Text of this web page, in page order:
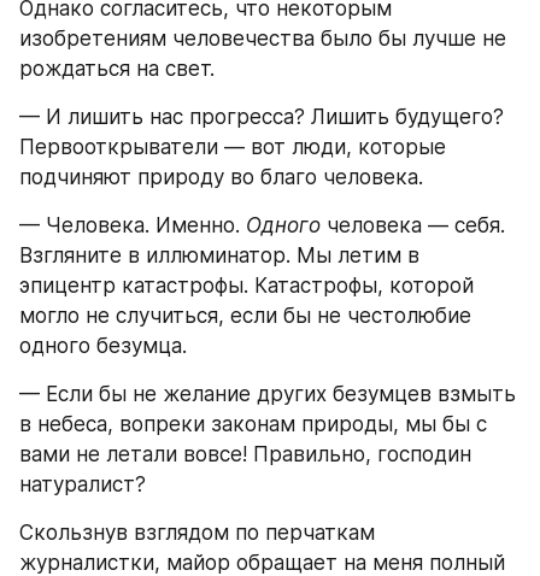
Однако согласитесь, что некоторым
изобретениям человечества было бы лучше не
рождаться на свет.
— И лишить нас прогресса? Лишить будущего?
Первооткрыватели — вот люди, которые
подчиняют природу во благо человека.
— Человека. Именно. Одного человека — себя.
Взгляните в иллюминатор. Мы летим в
эпицентр катастрофы. Катастрофы, которой
могло не случиться, если бы не честолюбие
одного безумца.
— Если бы не желание других безумцев взмыть
в небеса, вопреки законам природы, мы бы с
вами не летали вовсе! Правильно, господин
натуралист?
Скользнув взглядом по перчаткам
журналистки, майор обращает на меня полный